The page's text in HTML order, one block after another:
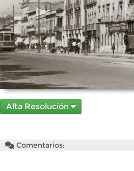
Alta Resolución
Comentarios: